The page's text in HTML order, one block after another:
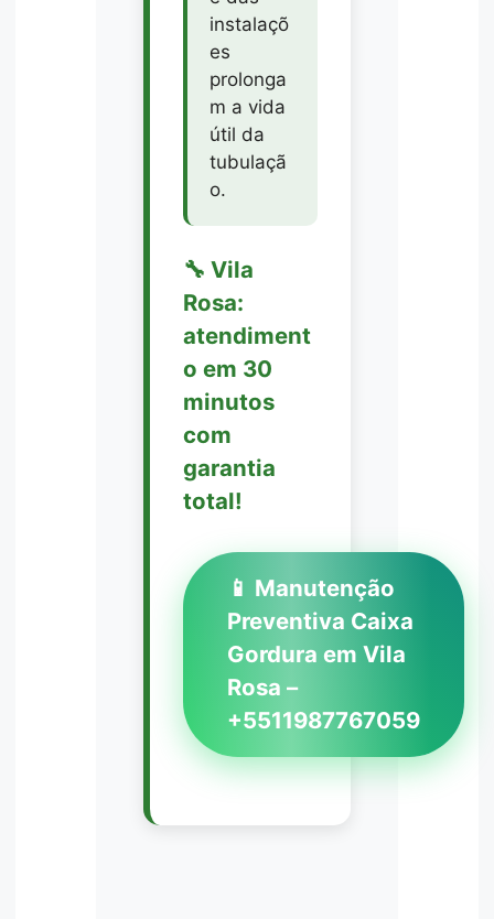
instalaçõ
es
prolonga
m a vida
útil da
tubulaçã
o.
🔧 Vila
Rosa:
atendiment
o em 30
minutos
com
garantia
total!
📱 Manutenção
Preventiva Caixa
Gordura em Vila
Rosa –
+5511987767059